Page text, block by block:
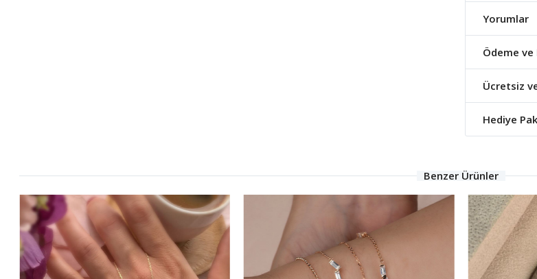
Yorumlar
Ödeme
Ücretsiz
Hediye
Benzer Ürünler